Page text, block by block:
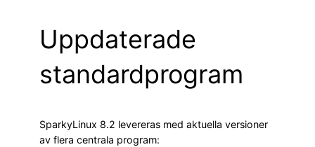
Uppdaterade
standardprogram
SparkyLinux 8.2 levereras med aktuella versioner
av flera centrala program: